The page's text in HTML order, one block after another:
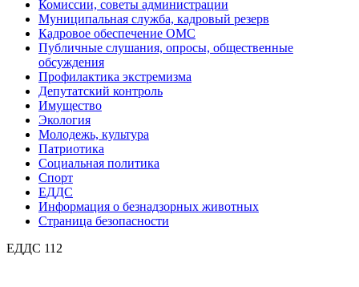
Комиссии, советы администрации
Муниципальная служба, кадровый резерв
Кадровое обеспечение ОМС
Публичные слушания, опросы, общественные
обсуждения
Профилактика экстремизма
Депутатский контроль
Имущество
Экология
Молодежь, культура
Патриотика
Социальная политика
Спорт
ЕДДС
Информация о безнадзорных животных
Страница безопасности
ЕДДС 112